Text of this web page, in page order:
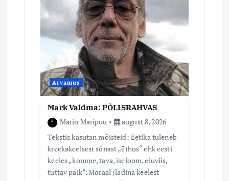
Arvamus
Mark Valdma: PÕLISRAHVAS
Mario Maripuu
august 8, 2026
Tekstis kasutan mõisteid: Eetika tuleneb
kreekakeelsest sõnast „ēthos“ ehk eesti
keeles „komme, tava, iseloom, eluviis,
tuttav paik“. Moraal (ladina keelest